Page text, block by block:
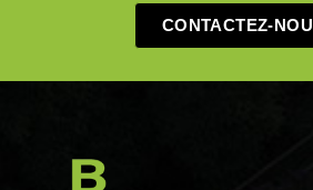
CONTACTEZ-